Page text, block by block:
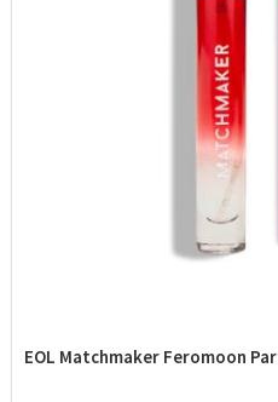
EOL Matchmaker Feromoon